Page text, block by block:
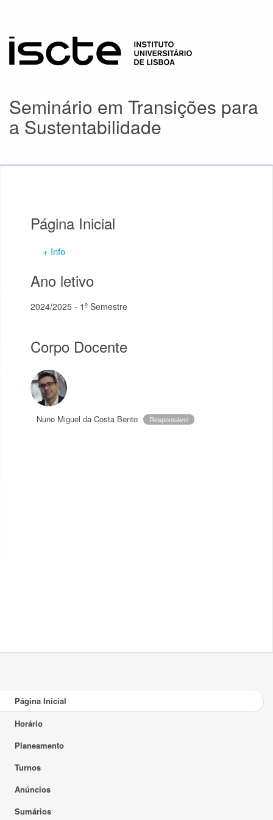
Seminário em Transições para
a Sustentabilidade
Página Inicial
+ Info
Ano letivo
2024/2025 - 1º Semestre
Corpo Docente
Nuno Miguel da Costa Bento Responsável
Página Inicial
Horário
Planeamento
Turnos
Anúncios
Sumários